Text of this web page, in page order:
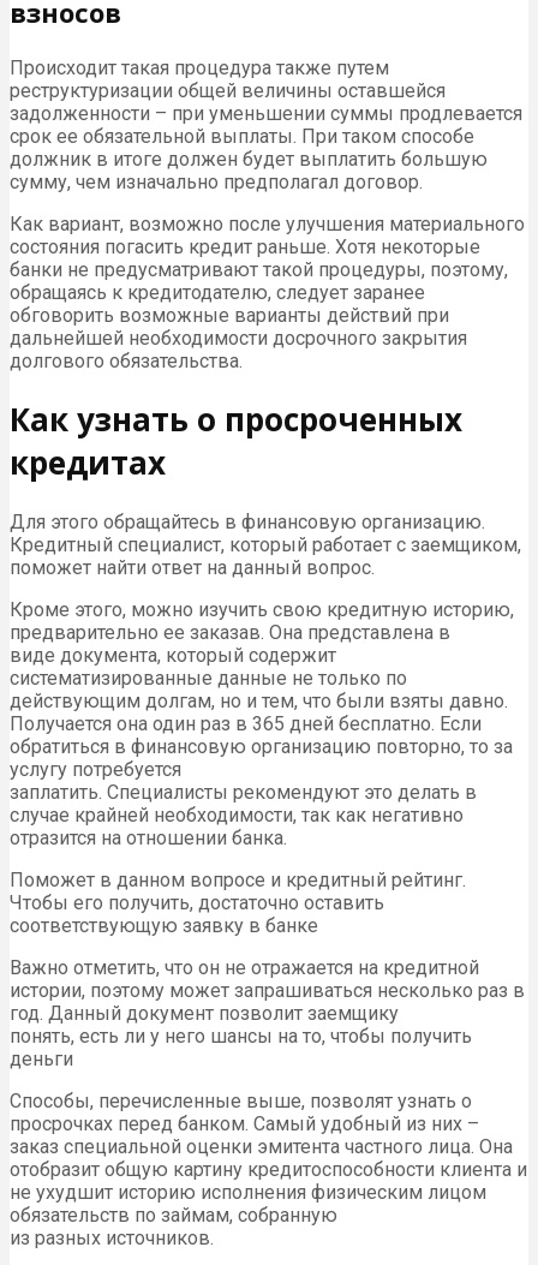
взносов
Происходит такая процедура также путем
реструктуризации общей величины оставшейся
задолженности – при уменьшении суммы продлевается
срок ее обязательной выплаты. При таком способе
должник в итоге должен будет выплатить большую
сумму, чем изначально предполагал договор.
Как вариант, возможно после улучшения материального
состояния погасить кредит раньше. Хотя некоторые
банки не предусматривают такой процедуры, поэтому,
обращаясь к кредитодателю, следует заранее
обговорить возможные варианты действий при
дальнейшей необходимости досрочного закрытия
долгового обязательства.
Как узнать о просроченных
кредитах
Для этого обращайтесь в финансовую организацию.
Кредитный специалист, который работает с заемщиком,
поможет найти ответ на данный вопрос.
Кроме этого, можно изучить свою кредитную историю,
предварительно ее заказав. Она представлена в
виде документа, который содержит
систематизированные данные не только по
действующим долгам, но и тем, что были взяты давно.
Получается она один раз в 365 дней бесплатно. Если
обратиться в финансовую организацию повторно, то за
услугу потребуется
заплатить. Специалисты рекомендуют это делать в
случае крайней необходимости, так как негативно
отразится на отношении банка.
Поможет в данном вопросе и кредитный рейтинг.
Чтобы его получить, достаточно оставить
соответствующую заявку в банке
Важно отметить, что он не отражается на кредитной
истории, поэтому может запрашиваться несколько раз в
год. Данный документ позволит заемщику
понять, есть ли у него шансы на то, чтобы получить
деньги
Способы, перечисленные выше, позволят узнать о
просрочках перед банком. Самый удобный из них –
заказ специальной оценки эмитента частного лица. Она
отобразит общую картину кредитоспособности клиента и
не ухудшит историю исполнения физическим лицом
обязательств по займам, собранную
из разных источников.